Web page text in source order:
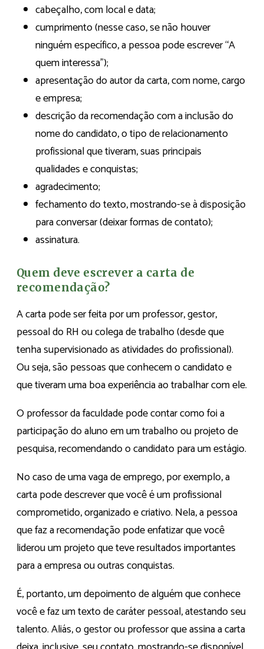
cabeçalho, com local e data;
cumprimento (nesse caso, se não houver
ninguém específico, a pessoa pode escrever “A
quem interessa”);
apresentação do autor da carta, com nome, cargo
e empresa;
descrição da recomendação com a inclusão do
nome do candidato, o tipo de relacionamento
profissional que tiveram, suas principais
qualidades e conquistas;
agradecimento;
fechamento do texto, mostrando-se à disposição
para conversar (deixar formas de contato);
assinatura.
Quem deve escrever a carta de
recomendação?
A carta pode ser feita por um professor, gestor,
pessoal do RH ou colega de trabalho (desde que
tenha supervisionado as atividades do profissional).
Ou seja, são pessoas que conhecem o candidato e
que tiveram uma boa experiência ao trabalhar com ele.
O professor da faculdade pode contar como foi a
participação do aluno em um trabalho ou projeto de
pesquisa, recomendando o candidato para um estágio.
No caso de uma vaga de emprego, por exemplo, a
carta pode descrever que você é um profissional
comprometido, organizado e criativo. Nela, a pessoa
que faz a recomendação pode enfatizar que você
liderou um projeto que teve resultados importantes
para a empresa ou outras conquistas.
É, portanto, um depoimento de alguém que conhece
você e faz um texto de caráter pessoal, atestando seu
talento. Aliás, o gestor ou professor que assina a carta